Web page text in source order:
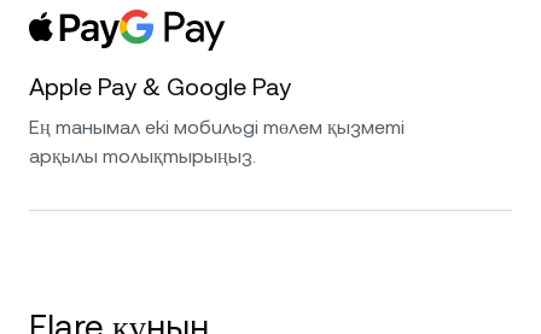
Apple Pay & Google Pay
Ең танымал екі мобильді төлем қызметі
арқылы толықтырыңыз.